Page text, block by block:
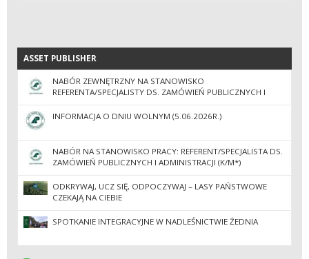
ASSET PUBLISHER
ASSET PUBLISHER
NABÓR ZEWNĘTRZNY NA STANOWISKO
REFERENTA/SPECJALISTY DS. ZAMÓWIEŃ PUBLICZNYCH I
ADMINISTRACJI
INFORMACJA O DNIU WOLNYM (5.06.2026R.)
NABÓR NA STANOWISKO PRACY: REFERENT/SPECJALISTA DS.
ZAMÓWIEŃ PUBLICZNYCH I ADMINISTRACJI (K/M*)
ODKRYWAJ, UCZ SIĘ, ODPOCZYWAJ – LASY PAŃSTWOWE
CZEKAJĄ NA CIEBIE
SPOTKANIE INTEGRACYJNE W NADLEŚNICTWIE ŻEDNIA